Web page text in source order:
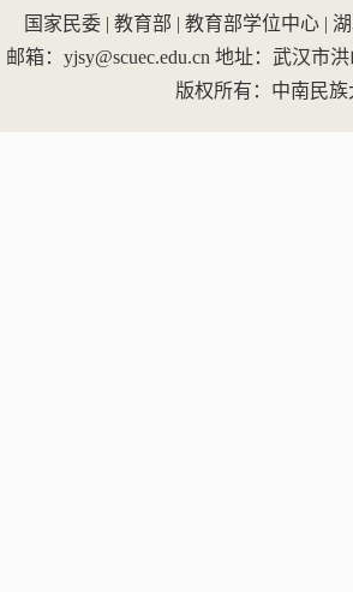
国家民委 | 教育部 | 教育部学位中心 |
邮箱：yjsy@scuec.edu.cn 地址：武汉市洪
版权所有：中南民